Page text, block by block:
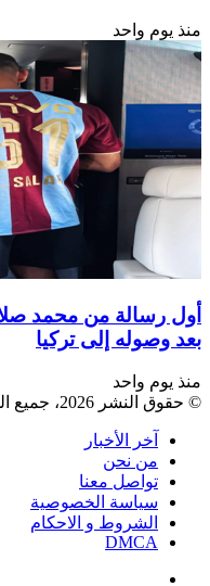
منذ يوم واحد
أول رسالة من محمد
بعد وصوله إلى تركيا
منذ يوم واحد
© حقوق النشر 2026، جميع الحقوق محفوظة |
آخر الأخبار
من نحن
تواصل معنا
سياسة الخصوصية
الشروط و الاحكام
DMCA